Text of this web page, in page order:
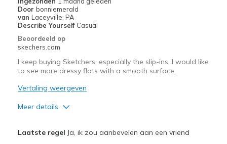
Door bonniemerald
van Laceyville, PA
Describe Yourself Casual
Beoordeeld op
skechers.com
I keep buying Sketchers, especially the slip-ins. I would like
to see more dressy flats with a smooth surface.
Vertaling weergeven
Meer details
Laatste regel Ja, ik zou aanbevelen aan een vriend